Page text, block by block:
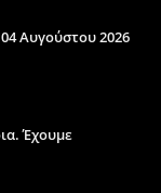
Αυγούστου 2026
Έχουμε